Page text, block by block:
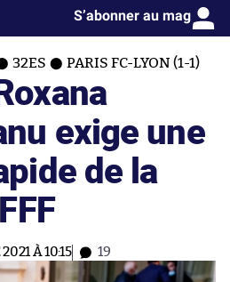
S’abonner au mag
32ES PARIS FC-LYON (1-1)
exige une
de la
À 10:15 19